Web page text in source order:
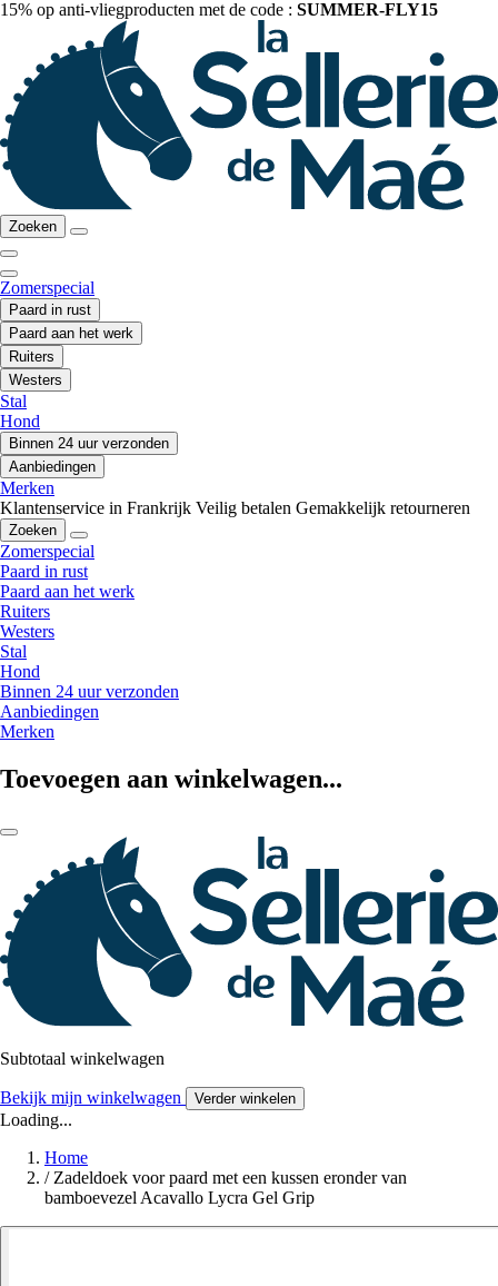
15% op anti-vliegproducten met de code : SUMMER-FLY15
Zoeken
Zomerspecial
Paard in rust
Paard aan het werk
Ruiters
Westers
Stal
Hond
Binnen 24 uur verzonden
Aanbiedingen
Merken
Klantenservice in Frankrijk Veilig betalen Gemakkelijk retourneren
Zoeken
Zomerspecial
Paard in rust
Paard aan het werk
Ruiters
Westers
Stal
Hond
Binnen 24 uur verzonden
Aanbiedingen
Merken
Toevoegen aan winkelwagen...
Subtotaal winkelwagen
Bekijk mijn winkelwagen Verder winkelen
Loading...
Home
/ Zadeldoek voor paard met een kussen eronder van
bamboevezel Acavallo Lycra Gel Grip